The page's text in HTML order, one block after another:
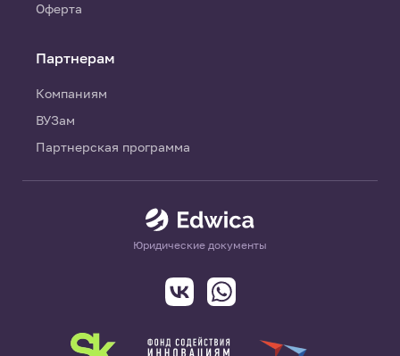
Юридические документы
Оферта
Партнерам
Компаниям
ВУЗам
Партнерская программа